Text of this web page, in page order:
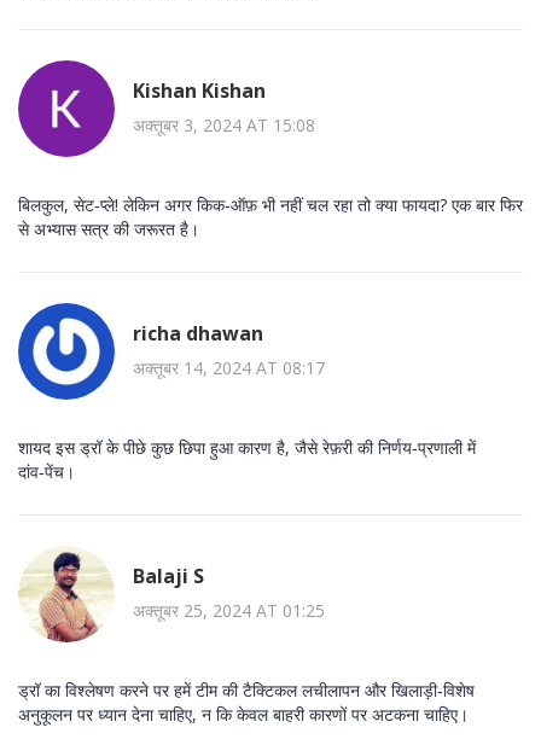
Kishan Kishan
अक्तूबर 3, 2024 AT 15:08
बिलकुल, सेट‑प्ले! लेकिन अगर किक‑ऑफ़ भी नहीं चल रहा तो क्या फायदा? एक बार फिर
से अभ्यास सत्र की जरूरत है।
richa dhawan
अक्तूबर 14, 2024 AT 08:17
शायद इस ड्रॉ के पीछे कुछ छिपा हुआ कारण है, जैसे रेफ़री की निर्णय‑प्रणाली में
दांव‑पेंच।
Balaji S
अक्तूबर 25, 2024 AT 01:25
ड्रॉ का विश्लेषण करने पर हमें टीम की टैक्टिकल लचीलापन और खिलाड़ी‑विशेष
अनुकूलन पर ध्यान देना चाहिए, न कि केवल बाहरी कारणों पर अटकना चाहिए।